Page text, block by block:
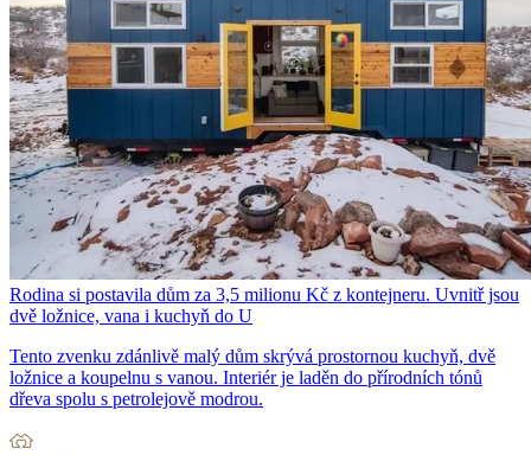
Rodina si postavila dům za 3,5 milionu Kč z kontejneru. Uvnitř jsou
dvě ložnice, vana i kuchyň do U
Tento zvenku zdánlivě malý dům skrývá prostornou kuchyň, dvě
ložnice a koupelnu s vanou. Interiér je laděn do přírodních tónů
dřeva spolu s petrolejově modrou.